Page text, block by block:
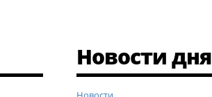
Новости дня